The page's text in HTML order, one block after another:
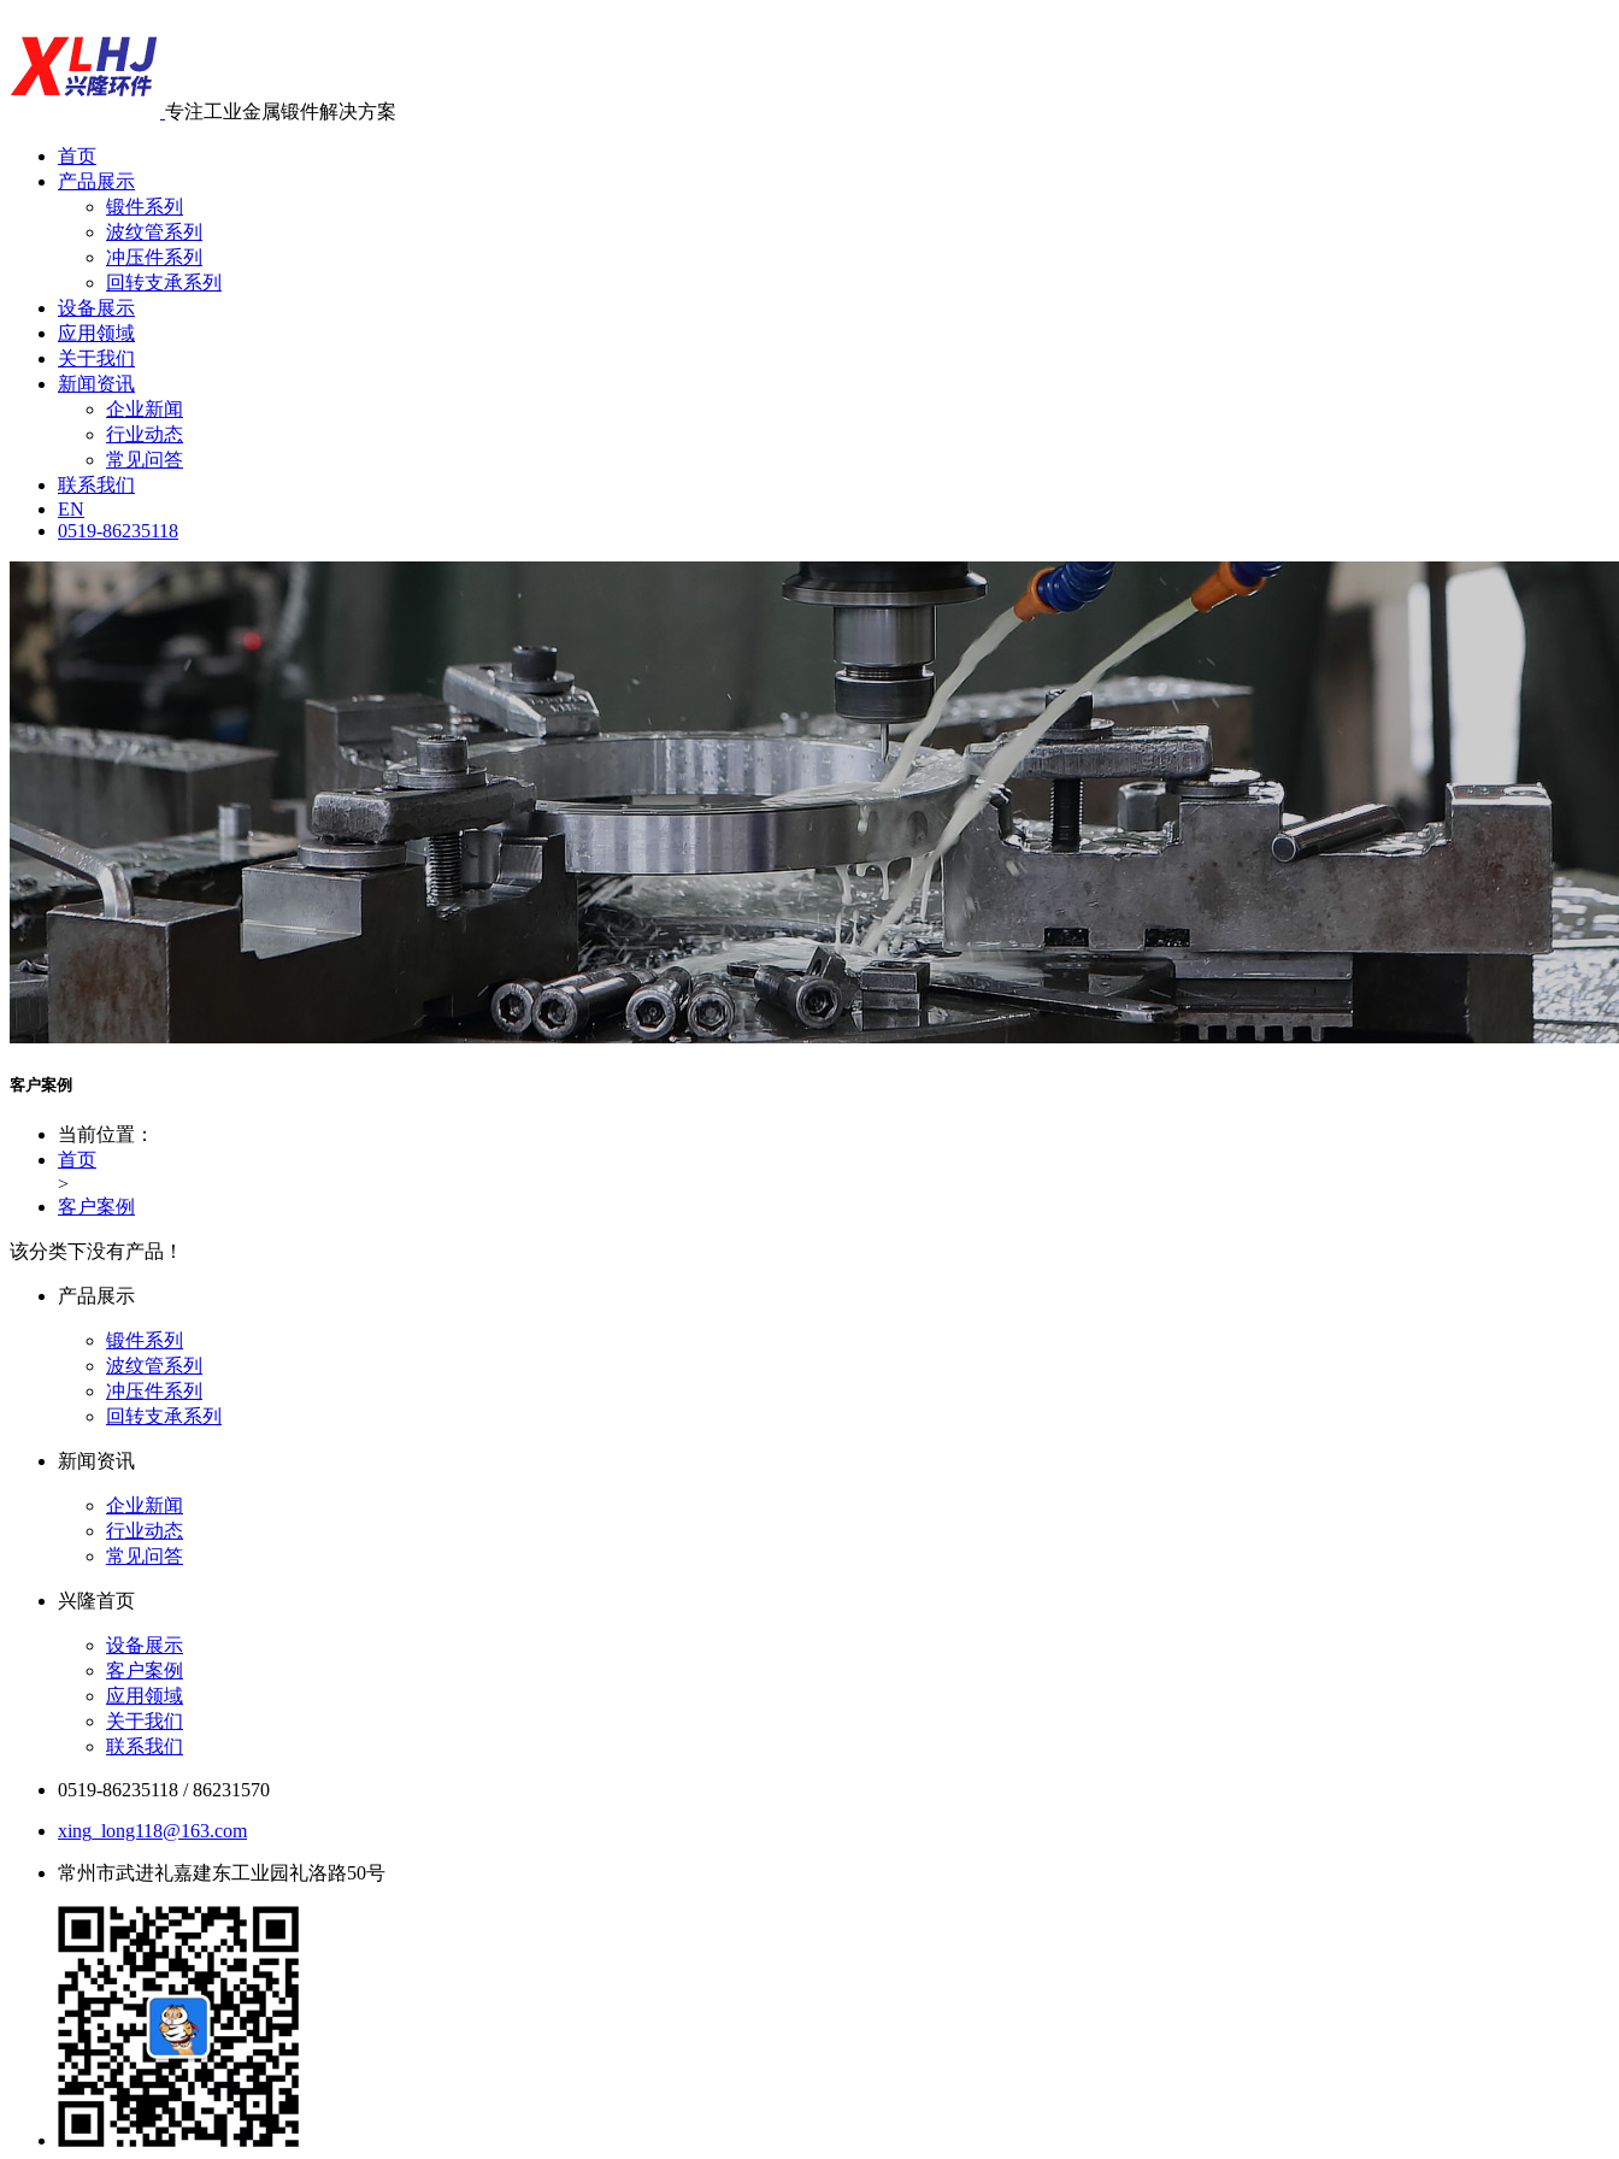
专注工业金属锻件解决方案
首页
产品展示
锻件系列
波纹管系列
冲压件系列
回转支承系列
设备展示
应用领域
关于我们
新闻资讯
企业新闻
行业动态
常见问答
联系我们
EN
0519-86235118
客户案例
当前位置：
首页
>
客户案例
该分类下没有产品！
产品展示
锻件系列
波纹管系列
冲压件系列
回转支承系列
新闻资讯
企业新闻
行业动态
常见问答
兴隆首页
设备展示
客户案例
应用领域
关于我们
联系我们
0519-86235118 / 86231570
xing_long118@163.com
常州市武进礼嘉建东工业园礼洛路50号